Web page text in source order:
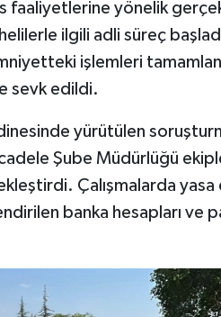
faaliyetlerine yönelik
ilgili adli süreç
işlemleri
sevk edildi.
yürütülen
Şube Müdürlüğü
Çalışmalarda yasa
banka hesapları ve